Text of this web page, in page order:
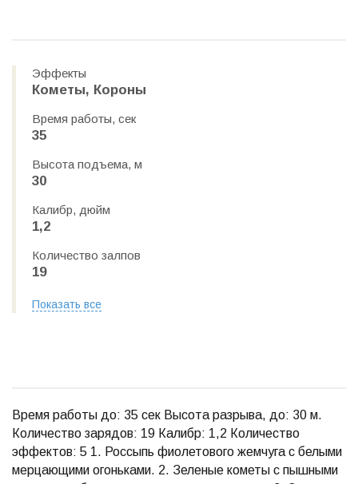
Эффекты
Кометы, Короны
Время работы, сек
35
Высота подъема, м
30
Калибр, дюйм
1,2
Количество залпов
19
Показать все
Время работы до: 35 сек Высота разрыва, до: 30 м.
Количество зарядов: 19 Калибр: 1,2 Количество
эффектов: 5 1. Россыпь фиолетового жемчуга с белыми
мерцающими огоньками. 2. Зеленые кометы с пышными